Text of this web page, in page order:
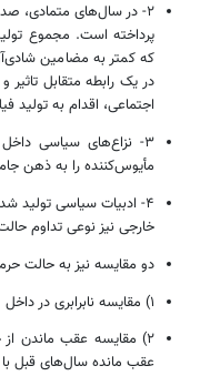
۲- در سال‌های متمادی،
پرداخته است. مجموع
که کمتر به مضامین
در یک رابطه متقابل
اجتماعی، اقدام به تولید
۳- نزاع‌های سیاسی
مأیوس‌کننده را به ذهن
۴- ادبیات سیاسی تولید
خارجی نیز نوعی تداوم
دو مقایسه نیز به حالت
۱) مقایسه نابرابری در داخل
۲) مقایسه عقب ماندن
عقب مانده سال‌های قبل